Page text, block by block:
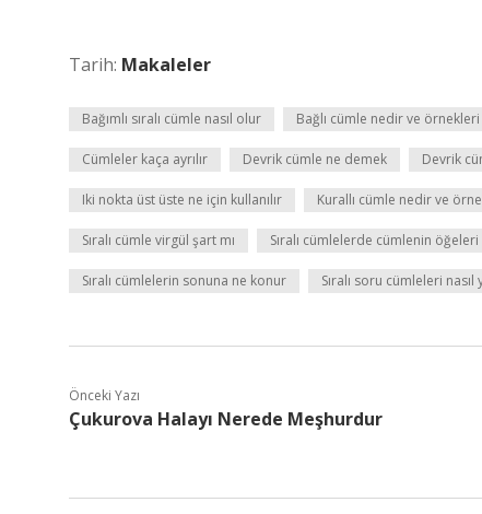
Tarih: Makaleler
Bağımlı sıralı cümle nasıl olur Bağlı cümle nedir ve örnekleri
Cümleler kaça ayrılır Devrik cümle ne demek Devrik
Iki nokta üst üste ne için kullanılır Kurallı cümle nedir ve
Sıralı cümle virgül şart mı Sıralı cümlelerde cümlenin
Sıralı cümlelerin sonuna ne konur Sıralı soru cümleleri nasıl
Önceki Yazı
Çukurova Halayı Nerede Meşhurdur